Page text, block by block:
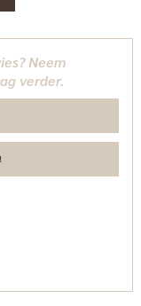
Neem
verder.